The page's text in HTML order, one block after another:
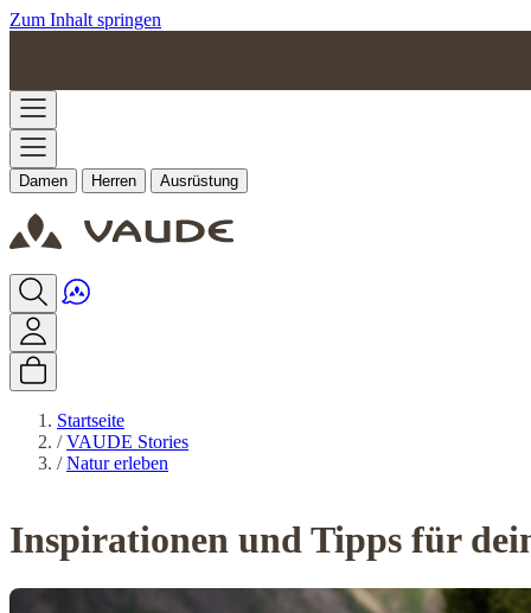
Zum Inhalt springen
Damen Herren Ausrüstung
Startseite
/ VAUDE Stories
/ Natur erleben
Inspirationen und Tipps für